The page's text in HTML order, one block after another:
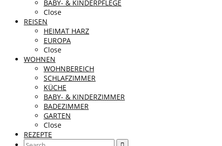
BABY- & KINDERPFLEGE
Close
REISEN
HEIMAT HARZ
EUROPA
Close
WOHNEN
WOHNBEREICH
SCHLAFZIMMER
KÜCHE
BABY- & KINDERZIMMER
BADEZIMMER
GARTEN
Close
REZEPTE